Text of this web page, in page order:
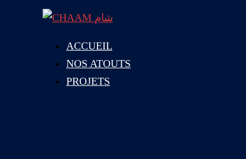
ACCUEIL
NOS ATOUTS
PROJETS